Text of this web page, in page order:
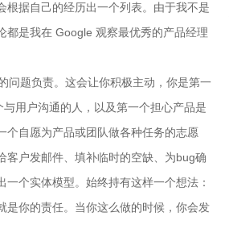
根据自己的经历出一个列表。由于我不是
都是我在 Google 观察最优秀的产品经理
问题负责。这会让你积极主动，你是第一
用户沟通的人，以及第一个担心产品是
个自愿为产品或团队做各种任务的志愿
客户发邮件、填补临时的空缺、为bug确
一个实体模型。始终持有这样一个想法：
是你的责任。当你这么做的时候，你会发